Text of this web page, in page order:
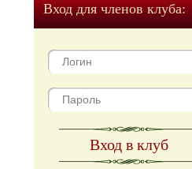
Вход для членов клуба:
Вход в клуб